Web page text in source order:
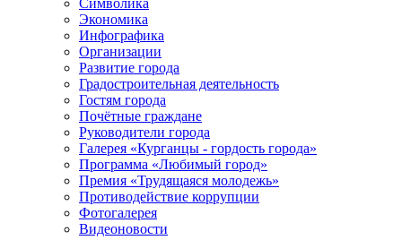
Экономика
Инфографика
Организации
Развитие города
Градостроительная деятельность
Гостям города
Почётные граждане
Руководители города
Галерея «Курганцы - гордость города»
Программа «Любимый город»
Премия «Трудящаяся молодежь»
Противодействие коррупции
Фотогалерея
Видеоновости